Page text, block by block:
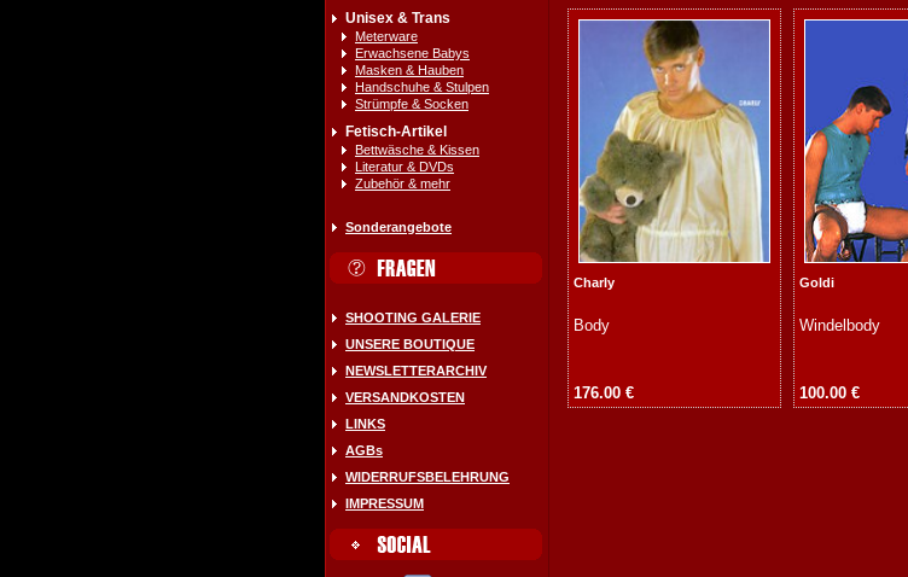
Unisex & Trans
Meterware
Erwachsene Babys
Masken & Hauben
Handschuhe & Stulpen
Strümpfe & Socken
Fetisch-Artikel
Bettwäsche & Kissen
Literatur & DVDs
Zubehör & mehr
Sonderangebote
SHOOTING GALERIE
UNSERE BOUTIQUE
NEWSLETTERARCHIV
VERSANDKOSTEN
LINKS
AGBs
WIDERRUFSBELEHRUNG
IMPRESSUM
Charly
Body
176.00 €
Goldi
Windelbody
100.00 €